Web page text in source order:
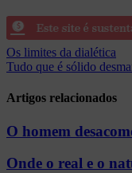
Navegação
de
Post
Os limites da dialética
Tudo que é sólido
Artigos relacionados
O homem
Onde o real e o